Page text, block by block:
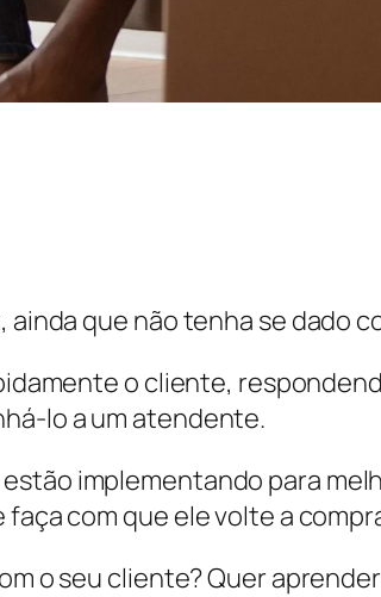
que não tenha se dado
o cliente,
lo a um atendente.
implementando para
com que ele volte a
o seu cliente? Quer